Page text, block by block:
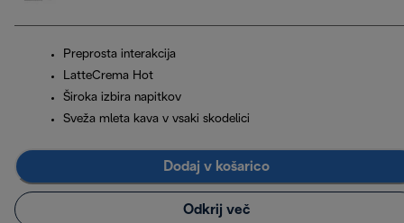
Preprosta interakcija
LatteCrema Hot
Široka izbira napitkov
Sveža mleta kava v vsaki skodelici
Dodaj v košarico
Odkrij več